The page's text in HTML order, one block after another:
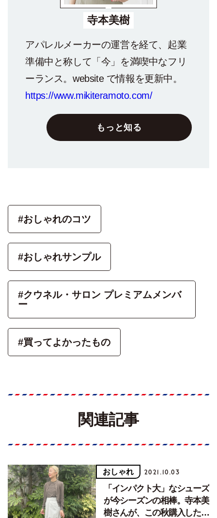
寺本美樹
アパレルメーカーの運営を経て、起業
準備中と称して「今」を満喫中なフリ
ーランス。website で情報を更新中。
https://www.mikiteramoto.com/
もっと知る
#おしゃれのコツ
#おしゃれサンプル
#クウネル・サロン プレミアムメンバ
ー
#買ってよかったもの
関連記事
おしゃれ 2021.10.03
「インパクト大」なシューズ
が今シーズンの相棒。寺本美
樹さんが、この秋購入した新